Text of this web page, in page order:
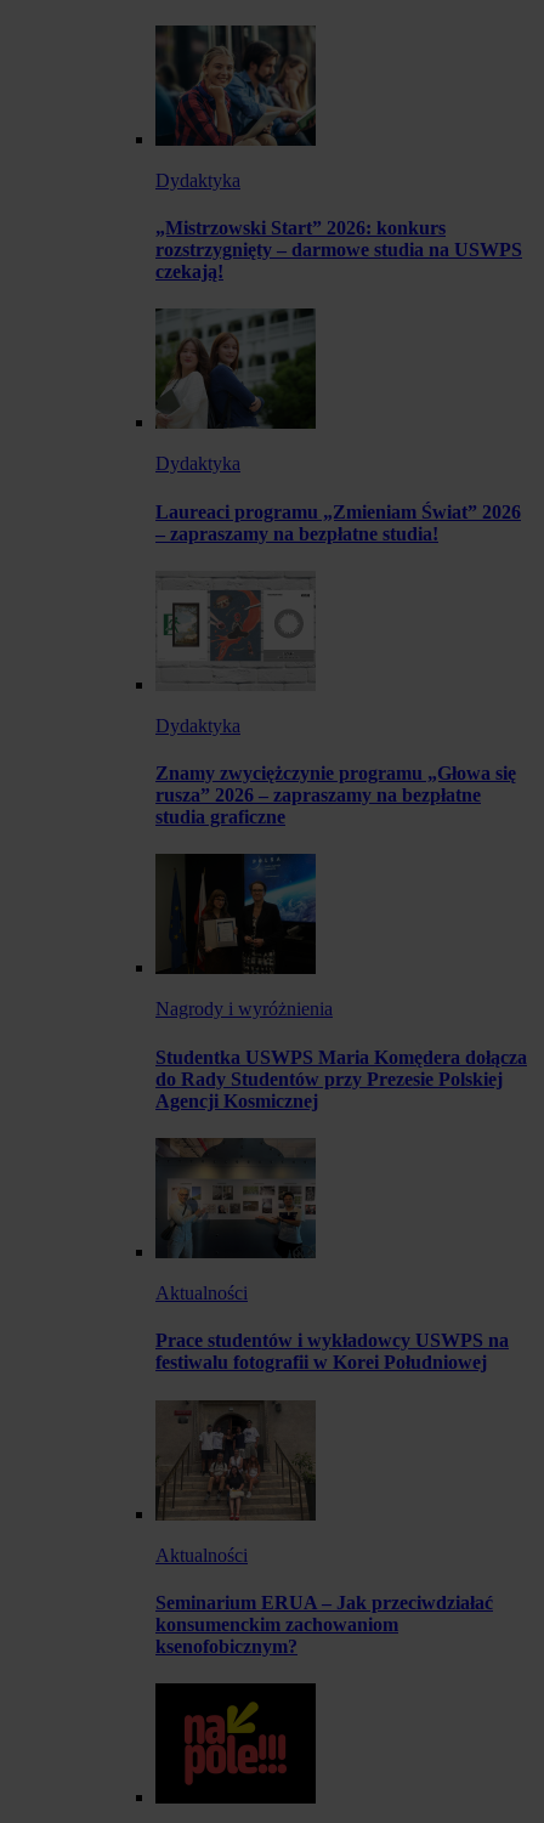
Dydaktyka
„Mistrzowski Start” 2026: konkurs
rozstrzygnięty – darmowe studia na USWPS
czekają!
Dydaktyka
Laureaci programu „Zmieniam Świat” 2026
– zapraszamy na bezpłatne studia!
Dydaktyka
Znamy zwyciężczynie programu „Głowa się
rusza” 2026 – zapraszamy na bezpłatne
studia graficzne
Nagrody i wyróżnienia
Studentka USWPS Maria Komędera dołącza
do Rady Studentów przy Prezesie Polskiej
Agencji Kosmicznej
Aktualności
Prace studentów i wykładowcy USWPS na
festiwalu fotografii w Korei Południowej
Aktualności
Seminarium ERUA – Jak przeciwdziałać
konsumenckim zachowaniom
ksenofobicznym?